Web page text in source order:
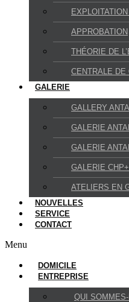
APPROBATION
THÉORIE DE
CENTRALE DE
GALERIE
GALLERY
GALERIE
GALERIE
GALERIE
ATELIERS EN
NOUVELLES
SERVICE
CONTACT
Menu
DOMICILE
ENTREPRISE
QUI